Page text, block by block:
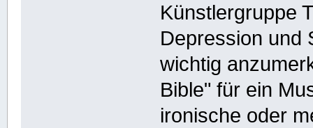
Künstlergruppe
Depression und
wichtig
Bible" für ein
ironische oder